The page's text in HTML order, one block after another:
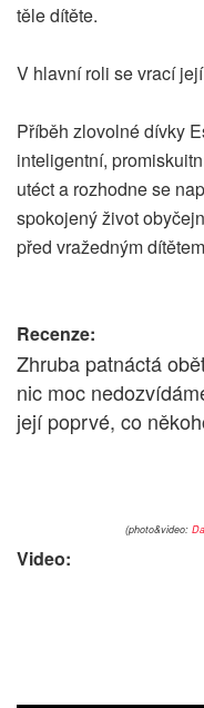
těle dítěte.
V hlavní roli se vrací
Příběh zlovolné dívky
inteligentní,
utéct a rozhodne se
spokojený život
před vražedným
Recenze:
Zhruba patnáctá
nic moc
její poprvé, co
(photo&video:
Video: